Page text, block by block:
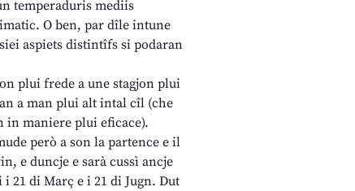
temperaduris mediis
O ben, par dîle intune
aspiets distintîfs si podaran
plui frede a une stagjon plui
a man plui alt intal cîl (che
in maniere plui eficace).
però a son la partence e il
e duncje e sarà cussì ancje
21 di Març e i 21 di Jugn. Dut